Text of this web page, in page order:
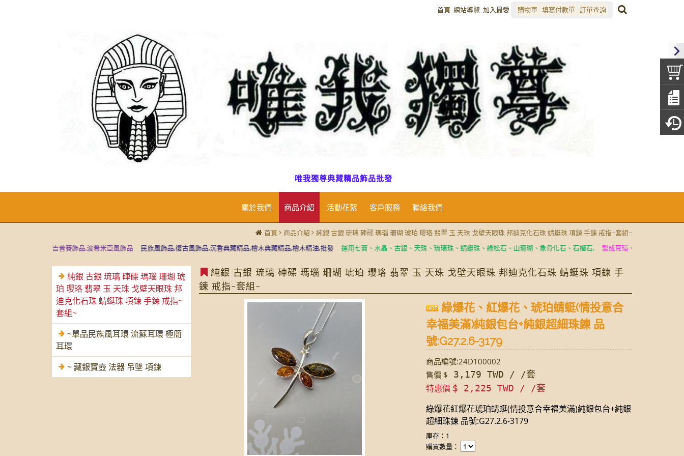
首頁 網站導覽 加入最愛 購物車 填寫付款單 訂單查詢
唯我獨尊典藏精品飾品批發
關於我們 商品介紹 活動花絮 客戶服務 聯絡我們
首頁 商品介紹
純銀 古銀 琉璃 硨磲 瑪瑙 珊瑚 琥珀 瓔珞 翡翠 玉 天珠 戈壁天眼珠 邦迪克化石珠 蜻蜓珠 項鍊 手鍊 戒指~套組~
泊爾飾品,吉普賽飾品,波希米亞風飾品
民族風飾品,復古風飾品,沉香典藏精品,檜木典藏精品,檜木精油,批發 運用七寶、水晶、古銀、天珠、琉璃珠、蜻蜓珠、綠松石、山珊瑚、象骨化石、石榴石, 製成耳環、項鍊、手鍊、手環、
純銀 古銀 琉璃 硨磲 瑪瑙 珊瑚 琥
珀 瓔珞 翡翠 玉 天珠 戈壁天眼珠 邦
迪克化石珠 蜻蜓珠 項鍊 手鍊 戒指~
套組~
~單品民族風耳環 流蘇耳環 極簡
耳環
~ 藏銀寶壺 法器 吊墜 項鍊
純銀 古銀 琉璃 硨磲 瑪瑙 珊瑚 琥珀 瓔珞 翡翠 玉 天珠 戈壁天眼珠 邦迪克化石珠 蜻蜓珠 項鍊 手
鍊 戒指~套組~
綠爆花、紅爆花、琥珀蜻蜓(情投意合
幸福美滿)純銀包台+純銀超細珠鍊 品
號:G27.2.6-3179
商品編號:24D100002
售價 $ 3,179 TWD / /套
特惠價 $ 2,225 TWD / /套
綠爆花紅爆花琥珀蜻蜓(情投意合幸福美滿)純銀包台+純銀
超細珠鍊 品號:G27.2.6-3179
庫存：1
購買數量：